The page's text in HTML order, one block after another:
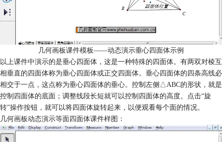
几何画板课件模板——动态演示垂心四面体示例
以上课件中演示的是垂心四面体，这是一种特殊的四面体。有两双对棱互
相垂直的四面体称为垂心四面体或正交四面体。垂心四面体的四条高线必
相交于一点，这点称为垂心四面体的垂心。控制左侧△ABC的形状，就是
控制四面体的底面；调整线段长短就可以控制四面体的高度。点击“旋
转”操作按钮，就可以将四面体旋转起来，以便观看每个面的情况。
几何画板动态演示等面四面体课件样图：